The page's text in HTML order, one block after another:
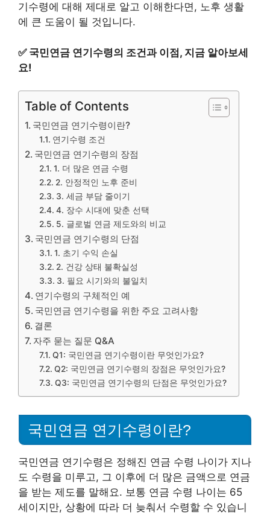
기수령에 대해 제대로 알고 이해한다면, 노후 생활
에 큰 도움이 될 것입니다.
✅ 국민연금 연기수령의 조건과 이점, 지금 알아보세
요!
Table of Contents
국민연금 연기수령이란?
연기수령 조건
국민연금 연기수령의 장점
1. 더 많은 연금 수령
2. 안정적인 노후 준비
3. 세금 부담 줄이기
4. 장수 시대에 맞춘 선택
5. 글로벌 연금 제도와의 비교
국민연금 연기수령의 단점
1. 초기 수익 손실
2. 건강 상태 불확실성
3. 필요 시기와의 불일치
연기수령의 구체적인 예
국민연금 연기수령을 위한 주요 고려사항
결론
자주 묻는 질문 Q&A
Q1: 국민연금 연기수령이란 무엇인가요?
Q2: 국민연금 연기수령의 장점은 무엇인가요?
Q3: 국민연금 연기수령의 단점은 무엇인가요?
국민연금 연기수령이란?
국민연금 연기수령은 정해진 연금 수령 나이가 지나
도 수령을 미루고, 그 이후에 더 많은 금액으로 연금
을 받는 제도를 말해요. 보통 연금 수령 나이는 65
세이지만, 상황에 따라 더 늦춰서 수령할 수 있습니